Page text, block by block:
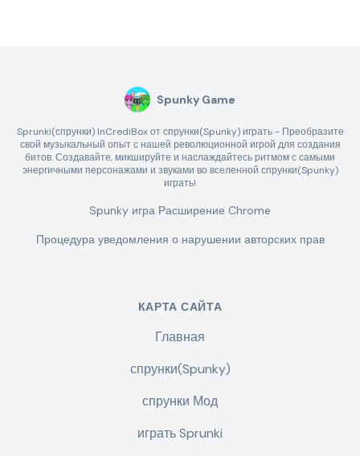
Spunky Game
Sprunki(спрунки) InCrediBox от спрунки(Spunky) играть - Преобразите
свой музыкальный опыт с нашей революционной игрой для создания
битов. Создавайте, микшируйте и наслаждайтесь ритмом с самыми
энергичными персонажами и звуками во вселенной спрунки(Spunky)
играть!
Spunky игра Расширение Chrome
Процедура уведомления о нарушении авторских прав
КАРТА САЙТА
Главная
спрунки(Spunky)
спрунки Мод
играть Sprunki